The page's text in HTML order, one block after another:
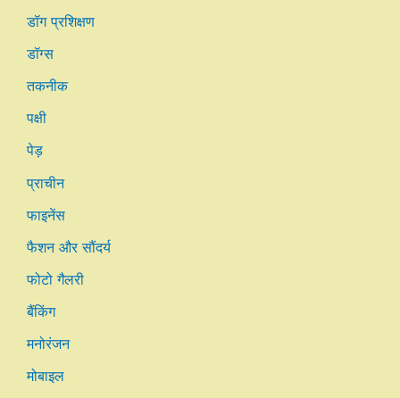
डॉग प्रशिक्षण
डॉग्स
तकनीक
पक्षी
पेड़
प्राचीन
फाइनेंस
फैशन और सौंदर्य
फोटो गैलरी
बैंकिंग
मनोरंजन
मोबाइल